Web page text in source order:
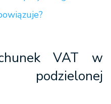
VAT w
podzielonej